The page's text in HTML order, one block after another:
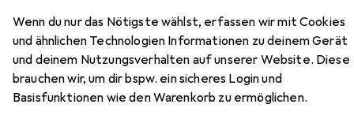
Wenn du nur das Nötigste wählst, erfassen wir mit Cookies
und ähnlichen Technologien Informationen zu deinem Gerät
und deinem Nutzungsverhalten auf unserer Website. Diese
brauchen wir, um dir bspw. ein sicheres Login und
Basisfunktionen wie den Warenkorb zu ermöglichen.